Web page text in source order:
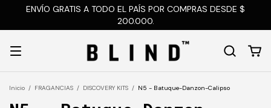
ENVÍO GRATIS A TODO EL PAÍS POR COMPRAS DESDE $
200.000.
Inicio / FRAGANCIAS / DISCOVERY KITS / N5 - Batuque-Danzon-Calipso